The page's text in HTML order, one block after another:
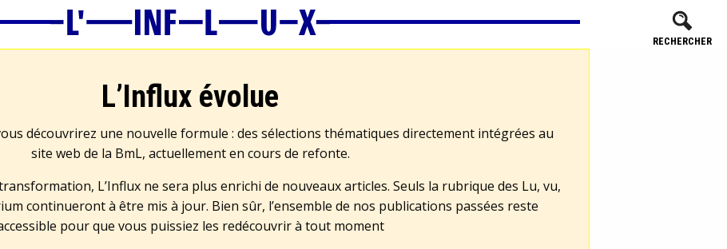
RECHERCHER
L’Influx évolue
découvrirez une nouvelle formule : des sélections thématiques directement intégrées au
site web de la BmL, actuellement en cours de refonte.
L’Influx ne sera plus enrichi de nouveaux articles. Seuls la rubrique des Lu, vu,
continueront à être mis à jour. Bien sûr, l’ensemble de nos publications passées reste
pour que vous puissiez les redécouvrir à tout moment